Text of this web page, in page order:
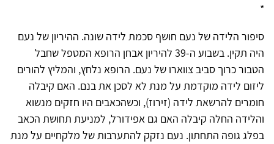
*
סיפור הלידה של נעם חושף סכמת לידה שונה. ההיריון של נעם
היה תקין. בשבוע ה-39 להיריון אבחן הרופא המטפל שחבל
הטבור כרוך סביב צווארו של נעם. הרופא נלחץ, והמליץ להורים
ליזום לידה מוקדמת על מנת לא לסכן את בנם. האם קיבלה
חומרים להרשאת לידה (זירוז), וכשהכאבים היו חזקים מנשוא
והלידה החלה קיבלה האם גם אפידורל, למניעת תחושת הכאב
בפלג גופה התחתון. נעם נזקק להתערבות של מלקחיים על מנת